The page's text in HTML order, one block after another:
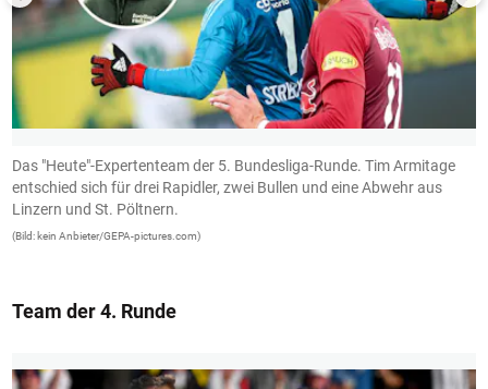
Das "Heute"-Expertenteam der 5. Bundesliga-Runde. Tim Armitage
entschied sich für drei Rapidler, zwei Bullen und eine Abwehr aus
Linzern und St. Pöltnern.
(Bild: kein Anbieter/GEPA-pictures.com)
Team der 4. Runde
1/13